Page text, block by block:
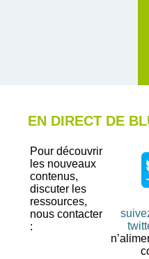
EN DIRECT DE
Pour découvrir
les nouveaux
contenus,
discuter les
ressources,
nous contacter
: